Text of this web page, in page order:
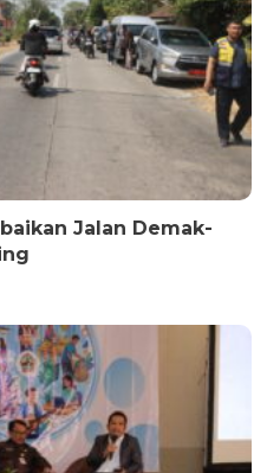
Jalan Demak-